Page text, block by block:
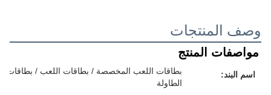
وصف المنتجات
مواصفات المنتج
اسم البند:
بطاقات اللعب المخصصة / بطاقات اللعب / بطاقات
الطاولة